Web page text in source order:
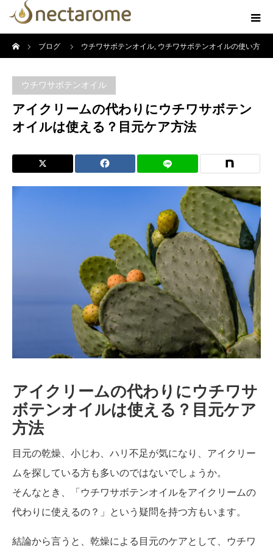
ブログ
ウチワサボテンオイル, ウチワサボテンオイルの使い方
法
ウチワサボテンオイル
アイクリームの代わりにウチワサボテン
オイルは使える？目元ケア方法
アイクリームの代わりにウチワサ
ボテンオイルは使える？目元ケア
方法
目元の乾燥、小じわ、ハリ不足が気になり、アイクリー
ムを探している方も多いのではないでしょうか。
そんなとき、「ウチワサボテンオイルをアイクリームの
代わりに使えるの？」という疑問を持つ方もいます。
結論から言うと、乾燥による目元のケアとして、ウチワ